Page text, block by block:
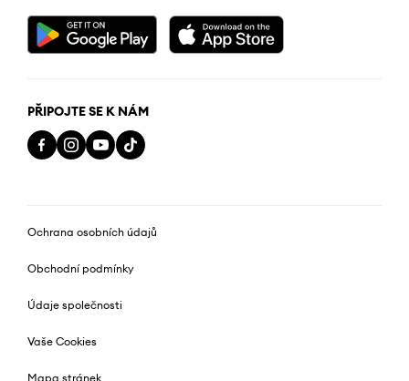
PŘIPOJTE SE K NÁM
Ochrana osobních údajů
Obchodní podmínky
Údaje společnosti
Vaše Cookies
Mapa stránek